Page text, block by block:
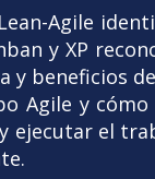
Agile
y XP
beneficios
Agile y
ejecutar el